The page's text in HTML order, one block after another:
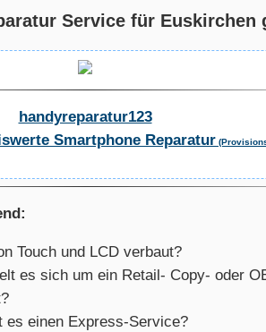
Service für Euskirchen
handyreparatur123
Smartphone Reparatur
Touch und LCD verbaut?
es sich um ein Retail- Copy- oder
es einen Express-Service?